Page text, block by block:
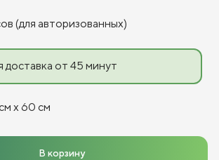
(для авторизованных)
доставка от 45 минут
x 60 см
В корзину